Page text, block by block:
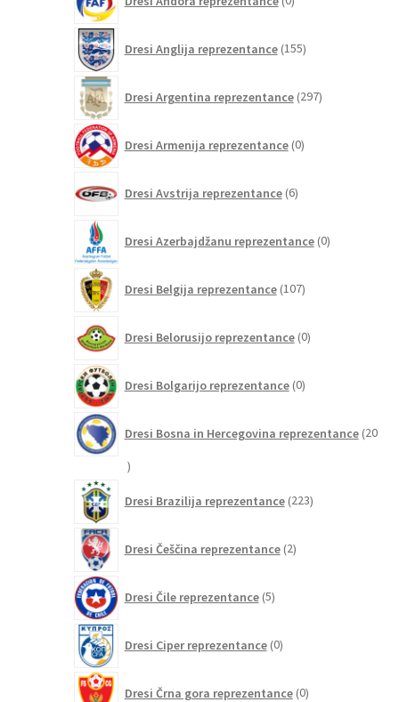
izdelkov
Dresi Anglija reprezentance 155izdelkov
Dresi Argentina reprezentance 297izdelkov
Dresi Armenija reprezentance 0izdelkov
Dresi Avstrija reprezentance 6izdelkov
Dresi Azerbajdžanu reprezentance 0izdelkov
Dresi Belgija reprezentance 107izdelkov
Dresi Belorusijo reprezentance 0izdelkov
Dresi Bolgarijo reprezentance 0izdelkov
Dresi Bosna in Hercegovina reprezentance 20
20
Dresi Brazilija reprezentance 223izdelkov
Dresi Češčina reprezentance 2izdelka
Dresi Čile reprezentance 5izdelkov
Dresi Ciper reprezentance 0izdelkov
Dresi Črna gora reprezentance 0